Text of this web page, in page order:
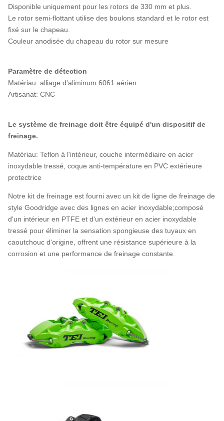
Disponible uniquement pour les rotors de 330 mm et plus.
Le rotor semi-flottant utilise des boulons standard et le rotor est
fixé sur le chapeau.
Couleur anodisée du chapeau du rotor sur mesure
Paramètre de détection
Matériau: alliage d'aliminum 6061 aérien
Artisanat: CNC
Le système de freinage doit être équipé d'un dispositif de
freinage.
Matériau: Teflon à l'intérieur, couche intermédiaire en acier
inoxydable tressé, coque anti-température en PVC extérieure
protectrice
Notre kit de freinage est fourni avec un kit de ligne de freinage de
style Goodridge avec des lignes en acier inoxydable;composé
d'un intérieur en PTFE et d'un extérieur en acier inoxydable
tressé pour éliminer la sensation spongieuse des tuyaux en
caoutchouc d'origine, offrent une résistance supérieure à la
corrosion et une performance de freinage constante.